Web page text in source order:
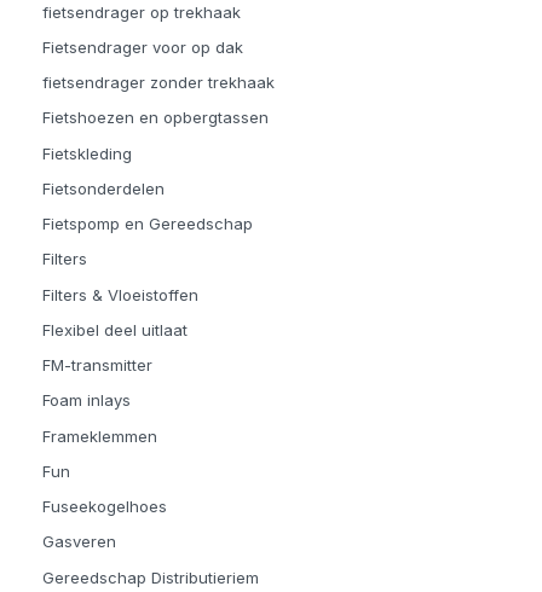
fietsendrager op trekhaak
Fietsendrager voor op dak
fietsendrager zonder trekhaak
Fietshoezen en opbergtassen
Fietskleding
Fietsonderdelen
Fietspomp en Gereedschap
Filters
Filters & Vloeistoffen
Flexibel deel uitlaat
FM-transmitter
Foam inlays
Frameklemmen
Fun
Fuseekogelhoes
Gasveren
Gereedschap Distributieriem